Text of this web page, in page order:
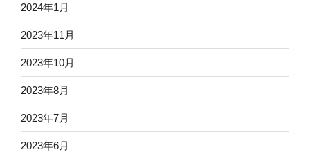
2024年1月
2023年11月
2023年10月
2023年8月
2023年7月
2023年6月